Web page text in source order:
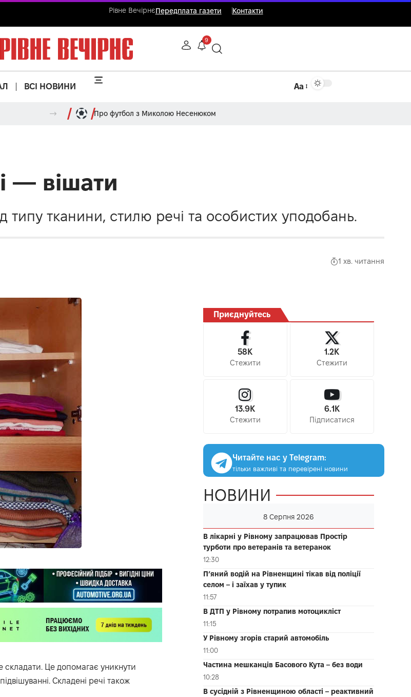
Рівне ВечірнєПередплата газети Контакти
9
ВСІ НОВИНИ Аа
Про футбол з Миколою Несенюком
— вішати
типу тканини, стилю речі та особистих уподобань.
1 хв. читання
складати. Це допомагає уникнути
Складені речі також
Приєднуйтесь
58K
Стежити
1.2K
Стежити
13.9K
Стежити
6.1K
Підписатися
Читайте нас у Telegram:
тільки важливі та перевірені новини
НОВИНИ
8 Серпня 2026
В лікарні у Рівному запрацював Простір
турботи про ветеранів та ветеранок
12:30
П’яний водій на Рівненщині тікав від поліції
селом – і заїхав у тупик
11:57
В ДТП у Рівному потрапив мотоцикліст
11:15
У Рівному згорів старий автомобіль
11:00
Частина мешканців Басового Кута – без води
10:28
В сусідній з Рівненщиною області – реактивний